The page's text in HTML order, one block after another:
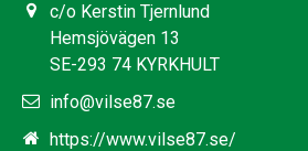
c/o Kerstin Tjernlund
Hemsjövägen 13
SE-293 74 KYRKHULT
info@vilse87.se
https://www.vilse87.se/